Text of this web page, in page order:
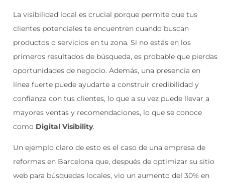
La visibilidad local es crucial porque permite que tus
clientes potenciales te encuentren cuando buscan
productos o servicios en tu zona. Si no estás en los
primeros resultados de búsqueda, es probable que pierdas
oportunidades de negocio. Además, una presencia en
línea fuerte puede ayudarte a construir credibilidad y
confianza con tus clientes, lo que a su vez puede llevar a
mayores ventas y recomendaciones, lo que se conoce
como Digital Visibility.
Un ejemplo claro de esto es el caso de una empresa de
reformas en Barcelona que, después de optimizar su sitio
web para búsquedas locales, vio un aumento del 30% en